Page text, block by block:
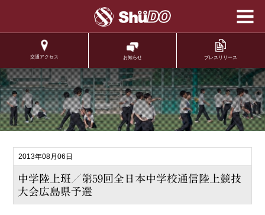
学校法人修道学園 修
交通アクセス お知らせ プレスリリース
.
2013年08月06日
中学陸上班／第59回全日本中学校通信陸上競技
大会広島県予選